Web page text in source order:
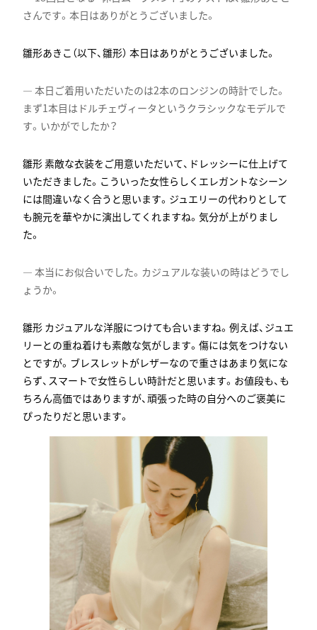
さんです。本日はありがとうございました。
本日はありがとうございました。
本日ご着用いただいたのは2本のロンジンの時計でした。
まず1本目はドルチェヴィータというクラシックなモデルで
す。いかがでしたか？
素敵な衣装をご用意いただいて、ドレッシーに仕上げて
いただきました。こういった女性らしくエレガントなシーン
には間違いなく合うと思います。ジュエリーの代わりとして
も腕元を華やかに演出してくれますね。気分が上がりまし
た。
本当にお似合いでした。カジュアルな装いの時はどうでし
ょうか。
カジュアルな洋服につけても合いますね。例えば、ジュエ
リーとの重ね着けも素敵な気がします。傷には気をつけない
とですが。ブレスレットがレザーなので重さはあまり気にな
らず、スマートで女性らしい時計だと思います。お値段も、も
ちろん高価ではありますが、頑張った時の自分へのご褒美に
ぴったりだと思います。